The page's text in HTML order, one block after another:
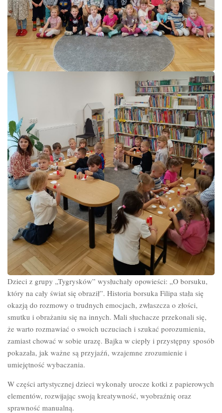
Dzieci z grupy „Tygrysków” wysłuchały opowieści: „O borsuku,
który na cały świat się obraził”. Historia borsuka Filipa stała się
okazją do rozmowy o trudnych emocjach, zwłaszcza o złości,
smutku i obrażaniu się na innych. Mali słuchacze przekonali się,
że warto rozmawiać o swoich uczuciach i szukać porozumienia,
zamiast chować w sobie urazę. Bajka w ciepły i przystępny sposób
pokazała, jak ważne są przyjaźń, wzajemne zrozumienie i
umiejętność wybaczania.
W części artystycznej dzieci wykonały urocze kotki z papierowych
elementów, rozwijając swoją kreatywność, wyobraźnię oraz
sprawność manualną.